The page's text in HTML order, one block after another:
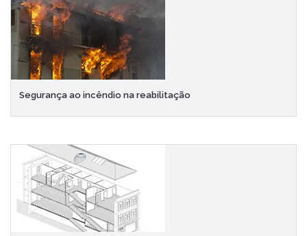
Segurança ao incêndio na reabilitação